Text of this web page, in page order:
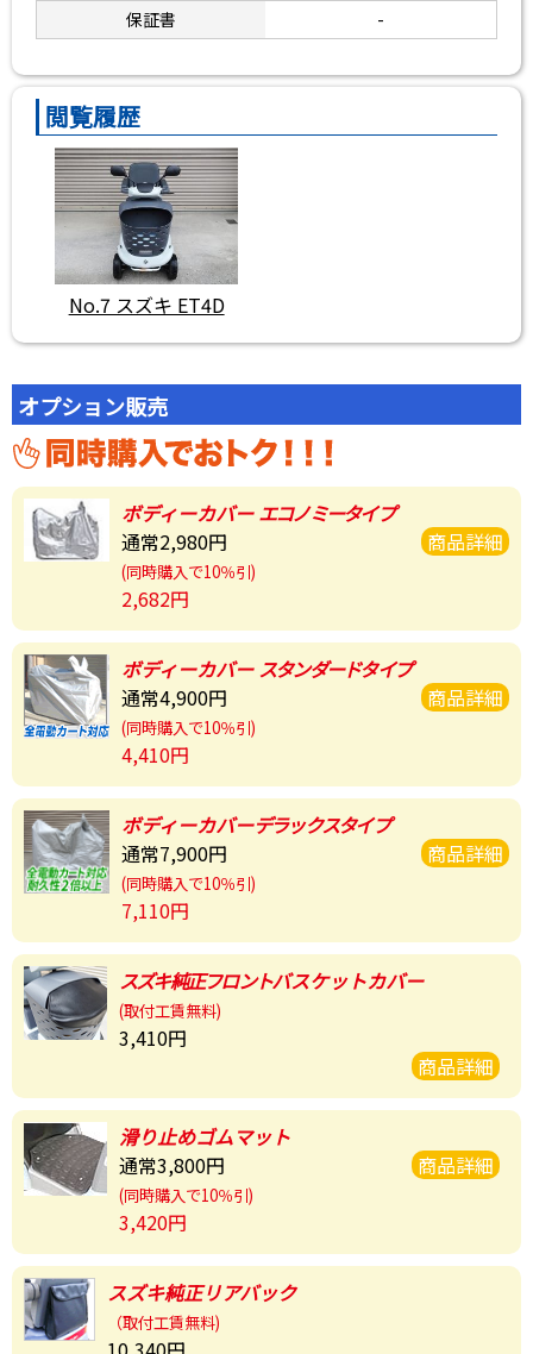
保証書 -
閲覧履歴
No.7 スズキ ET4D
オプション販売
ボディーカバー エコノミータイプ
通常2,980円
(同時購入で10％引)
2,682円
商品詳細
ボディーカバー スタンダードタイプ
通常4,900円
(同時購入で10％引)
4,410円
商品詳細
ボディーカバーデラックスタイプ
通常7,900円
(同時購入で10％引)
7,110円
商品詳細
スズキ純正フロントバスケットカバー
(取付工賃無料)
3,410円
商品詳細
滑り止めゴムマット
通常3,800円
(同時購入で10％引)
3,420円
商品詳細
スズキ純正リアバック
（取付工賃無料)